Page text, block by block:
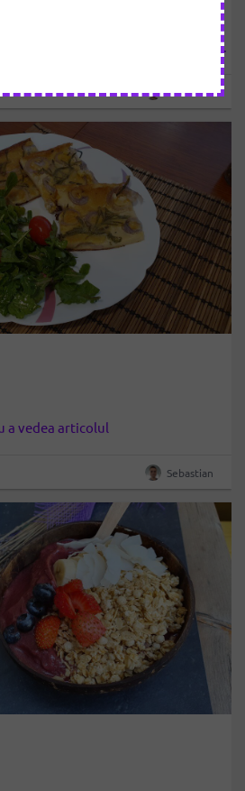
primul congres național cu
în perioada 19-22 septembrie
online, sub denumirea ”Medicina
dovezi, cum ar fi o dietă bazată
Sebastian
a vedea articolul
Sebastian